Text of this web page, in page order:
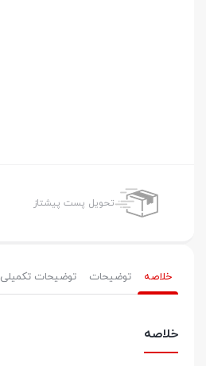
تحویل پست پیشتاز
خلاصه توضیحات توضیحات تکمیلی
خلاصه